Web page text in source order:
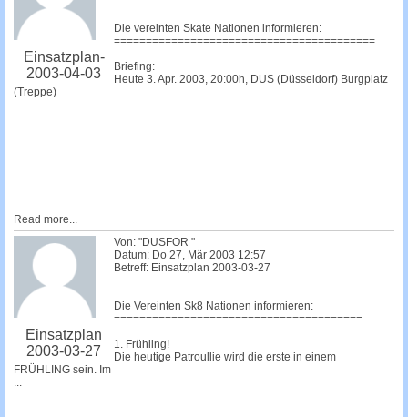
Einsatzplan-
2003-04-03
Die vereinten Skate Nationen informieren:
=========================================
Briefing:
Heute 3. Apr. 2003, 20:00h, DUS (Düsseldorf) Burgplatz
(Treppe)
Read more...
Einsatzplan
2003-03-27
Von: "DUSFOR "
Datum: Do 27, Mär 2003 12:57
Betreff: Einsatzplan 2003-03-27
Die Vereinten Sk8 Nationen informieren:
=======================================
1. Frühling!
Die heutige Patroullie wird die erste in einem
FRÜHLING sein. Im
...